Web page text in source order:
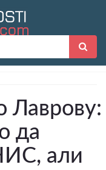
Лаврову:
да
али